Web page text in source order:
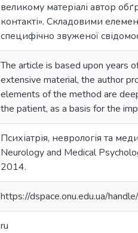
великому матеріалі автор
контакті». Складовими
специфічно звуженої
The article is based upon years
extensive material, the author
elements of the method are
the patient, as a basis for the
Психіатрія, неврологія та
Neurology and Medical
2014.
https://dspace.onu.edu.ua/
ru